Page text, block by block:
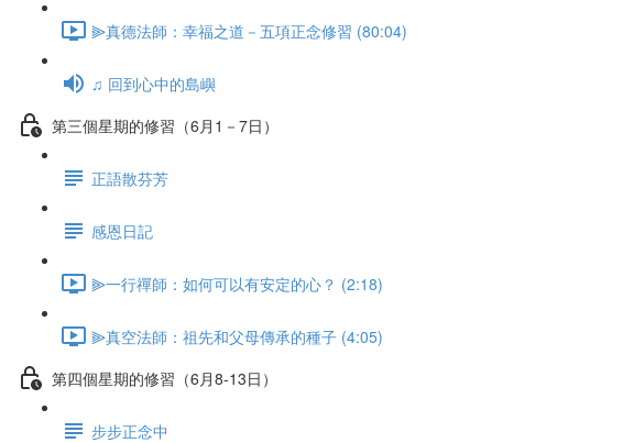
⫸真德法師：幸福之道－五項正念修習 (80:04)
♫ 回到心中的島嶼
第三個星期的修習（6月1－7日）
正語散芬芳
感恩日記
⫸一行禪師：如何可以有安定的心？ (2:18)
⫸真空法師：祖先和父母傳承的種子 (4:05)
第四個星期的修習（6月8-13日）
步步正念中